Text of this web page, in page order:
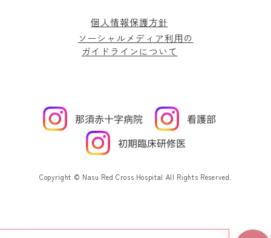
個人情報保護方針
ソーシャルメディア利用の
ガイドラインについて
Copyright © Nasu Red Cross Hospital All Rights Reserved.